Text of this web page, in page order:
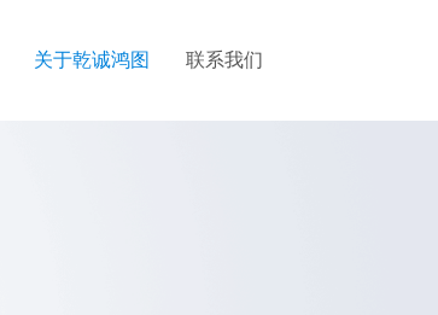
关于乾诚鸿图 联系我们